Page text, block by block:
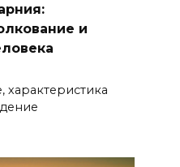
и
характеристика